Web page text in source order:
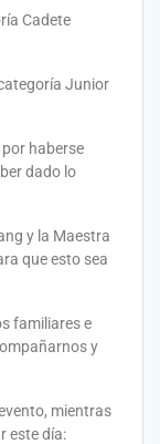
Cadete
Junior
haberse
dado lo
y la Maestra
que esto sea
familiares e
y
mientras
este día: